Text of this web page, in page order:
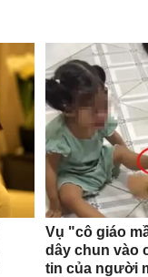
Vụ "cô giáo
dây chun vào
tin của người